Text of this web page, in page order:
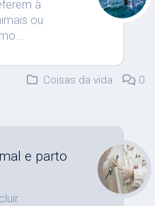
à
ou
Coisas da vida
0
e parto